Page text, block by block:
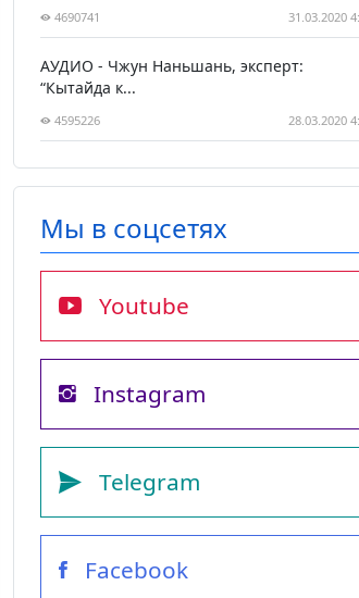
4690741 31.03.2020
АУДИО - Чжун Наньшань, эксперт:
“Кытайда к...
4595226 28.03.2020
Мы в соцсетях
Youtube
Instagram
Telegram
Facebook